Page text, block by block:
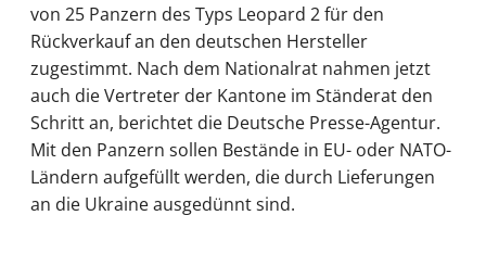
von 25 Panzern des Typs Leopard 2 für den
Rückverkauf an den deutschen Hersteller
zugestimmt. Nach dem Nationalrat nahmen jetzt
auch die Vertreter der Kantone im Ständerat den
Schritt an, berichtet die Deutsche Presse-Agentur.
Mit den Panzern sollen Bestände in EU- oder NATO-
Ländern aufgefüllt werden, die durch Lieferungen
an die Ukraine ausgedünnt sind.